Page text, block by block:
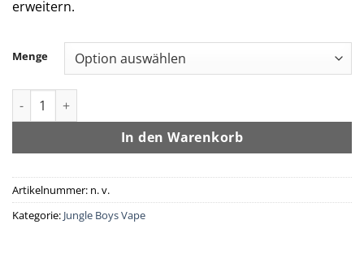
erweitern.
Menge
Jungle Boys | Strawberry Papaya - 1g Live Rosin All-In-One
In den Warenkorb
Artikelnummer: n. v.
Kategorie: Jungle Boys Vape